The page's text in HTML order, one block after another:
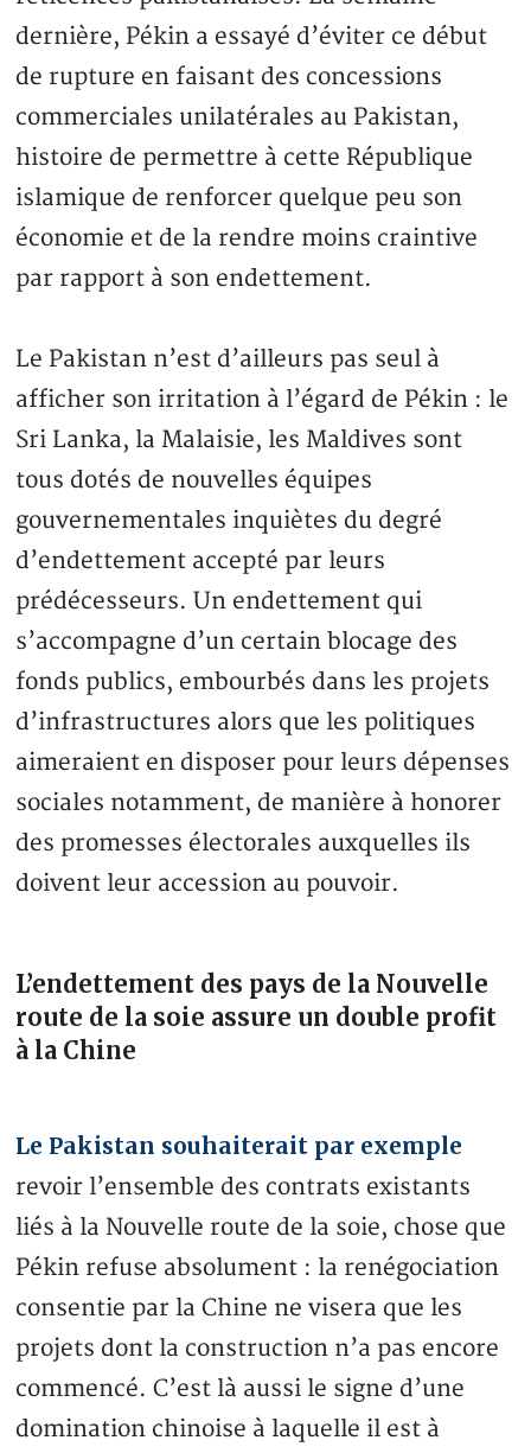
dernière, Pékin a essayé d’éviter ce début
de rupture en faisant des concessions
commerciales unilatérales au Pakistan,
histoire de permettre à cette République
islamique de renforcer quelque peu son
économie et de la rendre moins craintive
par rapport à son endettement.
Le Pakistan n’est d’ailleurs pas seul à
afficher son irritation à l’égard de Pékin : le
Sri Lanka, la Malaisie, les Maldives sont
tous dotés de nouvelles équipes
gouvernementales inquiètes du degré
d’endettement accepté par leurs
prédécesseurs. Un endettement qui
s’accompagne d’un certain blocage des
fonds publics, embourbés dans les projets
d’infrastructures alors que les politiques
aimeraient en disposer pour leurs dépenses
sociales notamment, de manière à honorer
des promesses électorales auxquelles ils
doivent leur accession au pouvoir.
L’endettement des pays de la Nouvelle
route de la soie assure un double profit
à la Chine
Le Pakistan souhaiterait par exemple
revoir l’ensemble des contrats existants
liés à la Nouvelle route de la soie, chose que
Pékin refuse absolument : la renégociation
consentie par la Chine ne visera que les
projets dont la construction n’a pas encore
commencé. C’est là aussi le signe d’une
domination chinoise à laquelle il est à